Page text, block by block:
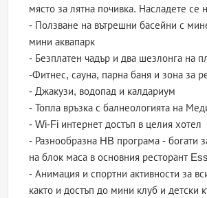
място за лятна почивка. Насладете се
- Ползване на вътрешни басейни с
мини аквапарк
- Безплатен чадър и два шезлонга на
-Фитнес, сауна, парна баня и зона за
- Джакузи, водопад и калдариум
- Топла връзка с балнеологията на
- Wi-Fi интернет достъп в целия хотел
- Разнообразна HB програма - богати
на блок маса в основния ресторант
- Анимация и спортни активности за
както и достъп до мини клуб и детски